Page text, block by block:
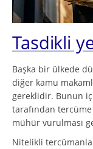
Tasdikli
Başka bir ülkede
diğer kamu
gereklidir. Bunun
tarafından
mühür vurulması
Nitelikli